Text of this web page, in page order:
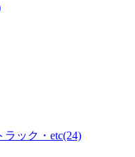
ック・etc(24)